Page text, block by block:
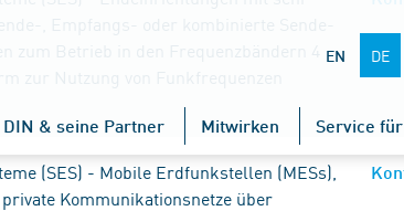
EN DE
DIN & seine Partner Mitwirken Service
(SES) - Mobile Erdfunkstellen (MESs),
Kommunikationsnetze über